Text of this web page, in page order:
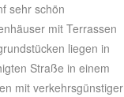
sehr schön
mit Terrassen
liegen in
Straße in einem
mit verkehrsgünstiger